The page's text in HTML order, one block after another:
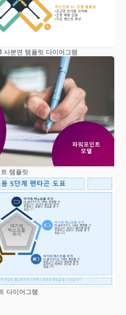
사분면 템플릿 다이어그램
템플릿
다이어그램